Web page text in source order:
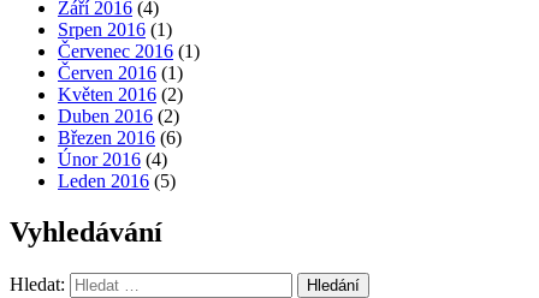
Září 2016 (4)
Srpen 2016 (1)
Červenec 2016 (1)
Červen 2016 (1)
Květen 2016 (2)
Duben 2016 (2)
Březen 2016 (6)
Únor 2016 (4)
Leden 2016 (5)
Vyhledávání
Hledat: Hledání